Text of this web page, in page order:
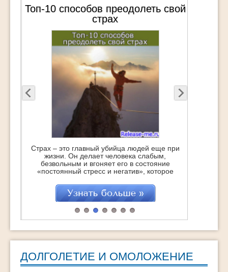
Топ-10 способов преодолеть свой
страх
Страх – это главный убийца людей еще при
жизни. Он делает человека слабым,
безвольным и вгоняет его в состояние
«постоянный стресс и негатив», которое
Это с одной стороны. Но с другой – это
отличная возможность стать сильнее,
поднять самооценку и получить заряд
бодрости и энергии на очень большое
ДОЛГОЛЕТИЕ И ОМОЛОЖЕНИЕ